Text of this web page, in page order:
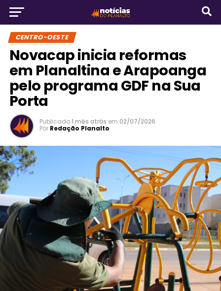
CENTRO-OESTE
Novacap inicia reformas
em Planaltina e Arapoanga
pelo programa GDF na Sua
Porta
Publicado1 mês atrás em 02/07/2026
Por Redação Planalto